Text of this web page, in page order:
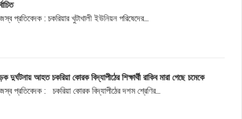
প্রতিবেদক : চকরিয়ার খুটাখালী ইউনিয়ন পরিষেদের...
দুর্ঘটনায় আহত চকরিয়া কোরক বিদ্যাপীঠের শিক্ষার্থী রাকিব মারা গেছে চমেকে
প্রতিবেদক : চকরিয়া কোরক বিদ্যাপীঠের দশম শ্রেণির...